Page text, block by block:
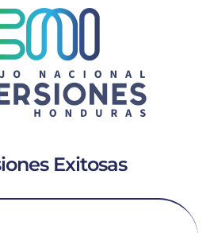
Exitosas